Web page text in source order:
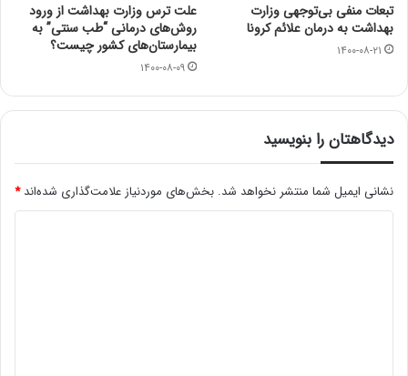
تبعات منفی بی‌توجهی وزارت
بهداشت به درمان علائم کرونا
۱۴۰۰-۰۸-۲۱
علت ترس وزارت بهداشت از ورود
روش‌های درمانی “طب سنتی” به
بیمارستان‌های کشور چیست؟
۱۴۰۰-۰۸-۰۹
دیدگاهتان را بنویسید
نشانی ایمیل شما منتشر نخواهد شد. بخش‌های موردنیاز علامت‌گذاری شده‌اند*